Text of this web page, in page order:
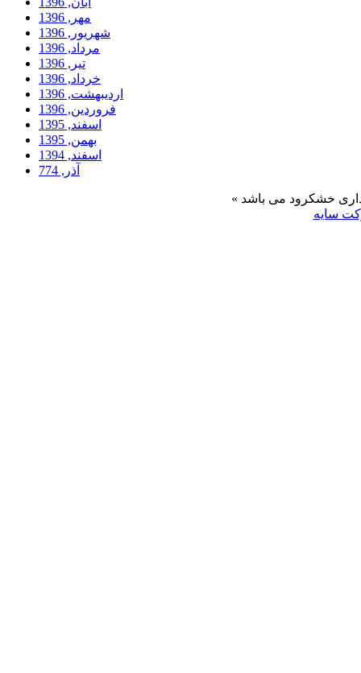
مهر, 1396
شهریور, 1396
مرداد, 1396
تیر, 1396
خرداد, 1396
ارديبهشت, 1396
فروردين, 1396
اسفند, 1395
بهمن, 1395
اسفند, 1394
آذر, 774
سایه